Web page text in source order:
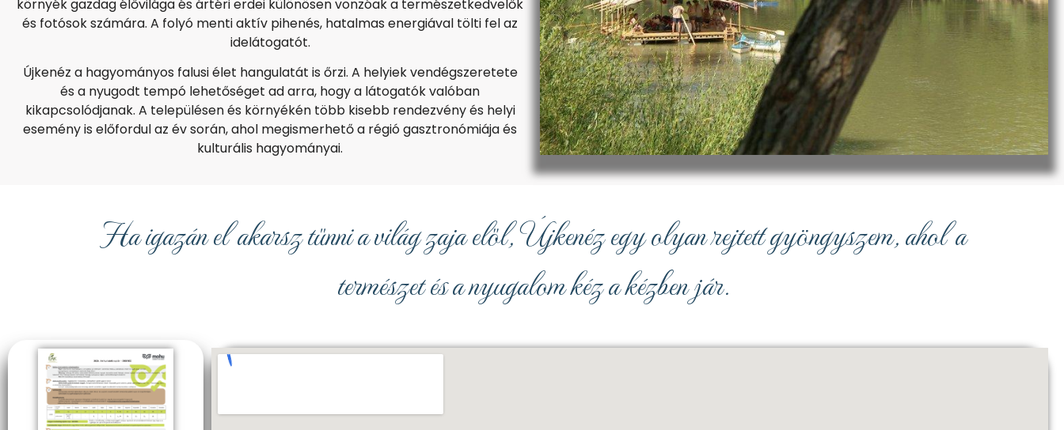
környék gazdag élővilága és ártéri erdei különösen vonzóak a természetkedvelők
és fotósok számára. A folyó menti aktív pihenés, hatalmas energiával tölti fel az
idelátogatót.
Újkenéz a hagyományos falusi élet hangulatát is őrzi. A helyiek vendégszeretete
és a nyugodt tempó lehetőséget ad arra, hogy a látogatók valóban
kikapcsolódjanak. A településen és környékén több kisebb rendezvény és helyi
esemény is előfordul az év során, ahol megismerhető a régió gasztronómiája és
kulturális hagyományai.
Ha igazán el akarsz tűnni a világ zaja elől,Újkenézegy olyan rejtett gyöngyszem, ahol a
természet és a nyugalom kéz a kézben jár.